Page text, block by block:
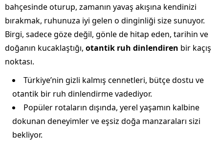
bahçesinde oturup, zamanın yavaş akışına kendinizi
bırakmak, ruhunuza iyi gelen o dinginliği size sunuyor.
Birgi, sadece göze değil, gönle de hitap eden, tarihin ve
doğanın kucaklaştığı, otantik ruh dinlendiren bir kaçış
noktası.
Türkiye’nin gizli kalmış cennetleri, bütçe dostu ve
otantik bir ruh dinlendirme vadediyor.
Popüler rotaların dışında, yerel yaşamın kalbine
dokunan deneyimler ve eşsiz doğa manzaraları sizi
bekliyor.